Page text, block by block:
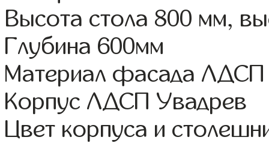
Высота стола 800 мм,
Глубина 600мм
Материал фасада ЛДСП
Корпус ЛДСП Увадрев
Цвет корпуса и